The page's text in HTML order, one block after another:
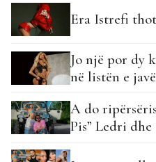
Era Istrefi
Jo një por dy
në listën e
A do
Pis” Ledri dhe